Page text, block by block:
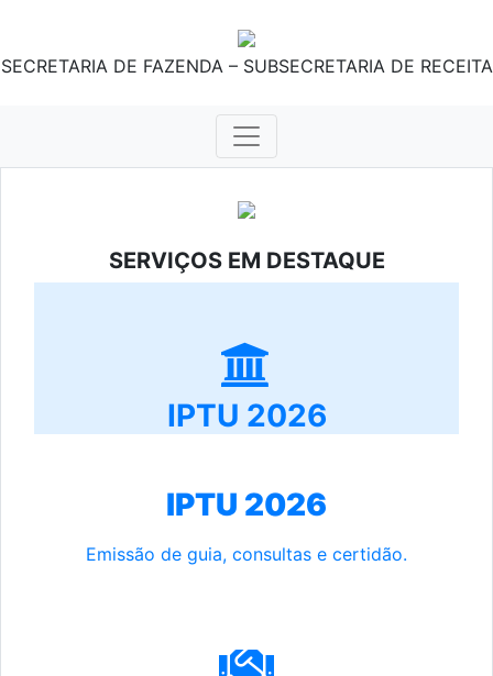
SECRETARIA DE FAZENDA – SUBSECRETARIA DE RECEITA
SERVIÇOS EM DESTAQUE
IPTU 2026
IPTU 2026
Emissão de guia, consultas e certidão.